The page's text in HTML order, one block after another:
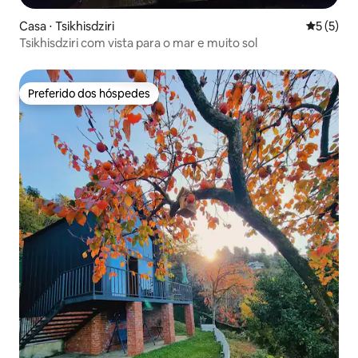
Casa ⋅ Tsikhisdziri 5 de
5 (5)
Tsikhisdziri com vista para o mar e muito sol
Preferido dos hóspedes
Preferido dos hóspedes